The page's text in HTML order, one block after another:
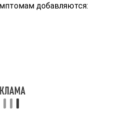
добавляются: